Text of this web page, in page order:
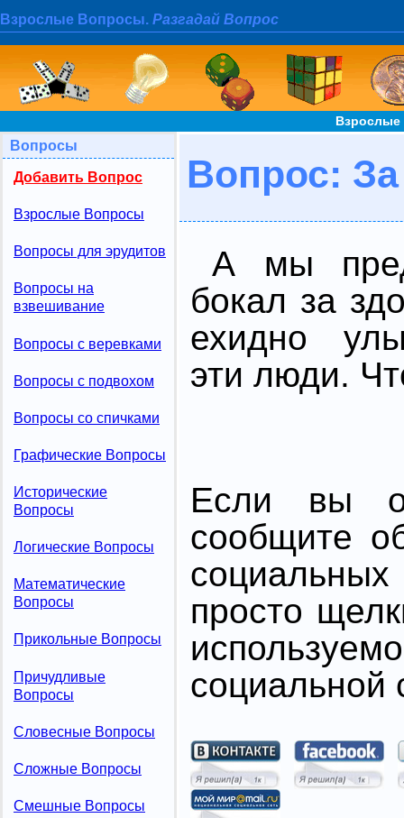
Взрослые Вопросы. Разгадай Вопрос
Вопросы
Добавить Вопрос
Взрослые Вопросы
Вопросы для эрудитов
Вопросы на
взвешивание
Вопросы с веревками
Вопросы с подвохом
Вопросы со спичками
Графические Вопросы
Исторические
Вопросы
Логические Вопросы
Математические
Вопросы
Прикольные Вопросы
Причудливые
Вопросы
Словесные Вопросы
Сложные Вопросы
Смешные Вопросы
Вопрос:
А мы
бокал за
ехидно
эти люди.
Если вы
сообщите
просто
социальной